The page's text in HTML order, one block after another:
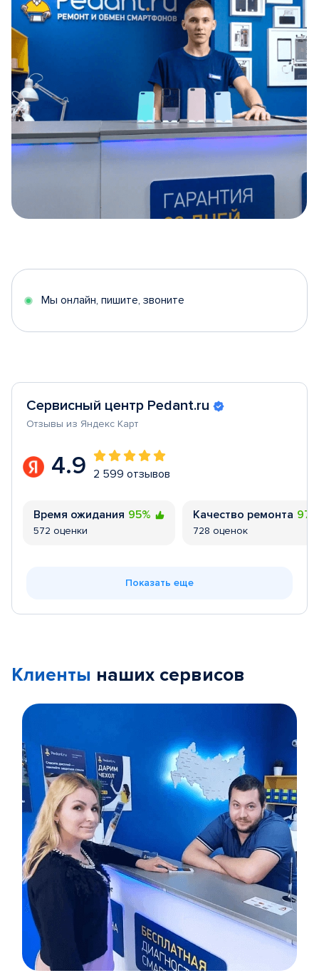
5
Мы онлайн, пишите, звоните
Сервисный центр Pedant.ru
Отзывы из Яндекс Карт
4.9 2 599 отзывов
Время ожидания 95%
572 оценки
Качество ремонта
728 оценок
Показать еще
Клиенты наших сервисов